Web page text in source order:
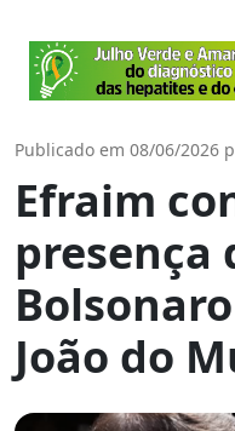
Publicado em 08/06/2026
Efraim
presença
João do